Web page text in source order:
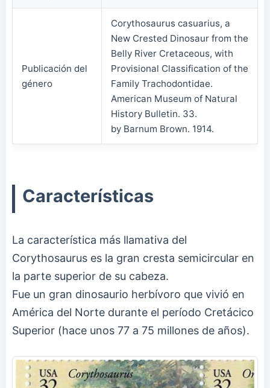
Publicación del
género
Corythosaurus casuarius, a
New Crested Dinosaur from the
Belly River Cretaceous, with
Provisional Classification of the
Family Trachodontidae.
American Museum of Natural
History Bulletin. 33.
by Barnum Brown. 1914.
Características
La característica más llamativa del
Corythosaurus es la gran cresta semicircular en
la parte superior de su cabeza.
Fue un gran dinosaurio herbívoro que vivió en
América del Norte durante el período Cretácico
Superior (hace unos 77 a 75 millones de años).